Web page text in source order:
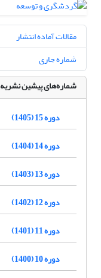
مقالات آماده انتشار
شماره جاری
شماره‌های پیشین نشریه
دوره 15 (1405)
دوره 14 (1404)
دوره 13 (1403)
دوره 12 (1402)
دوره 11 (1401)
دوره 10 (1400)